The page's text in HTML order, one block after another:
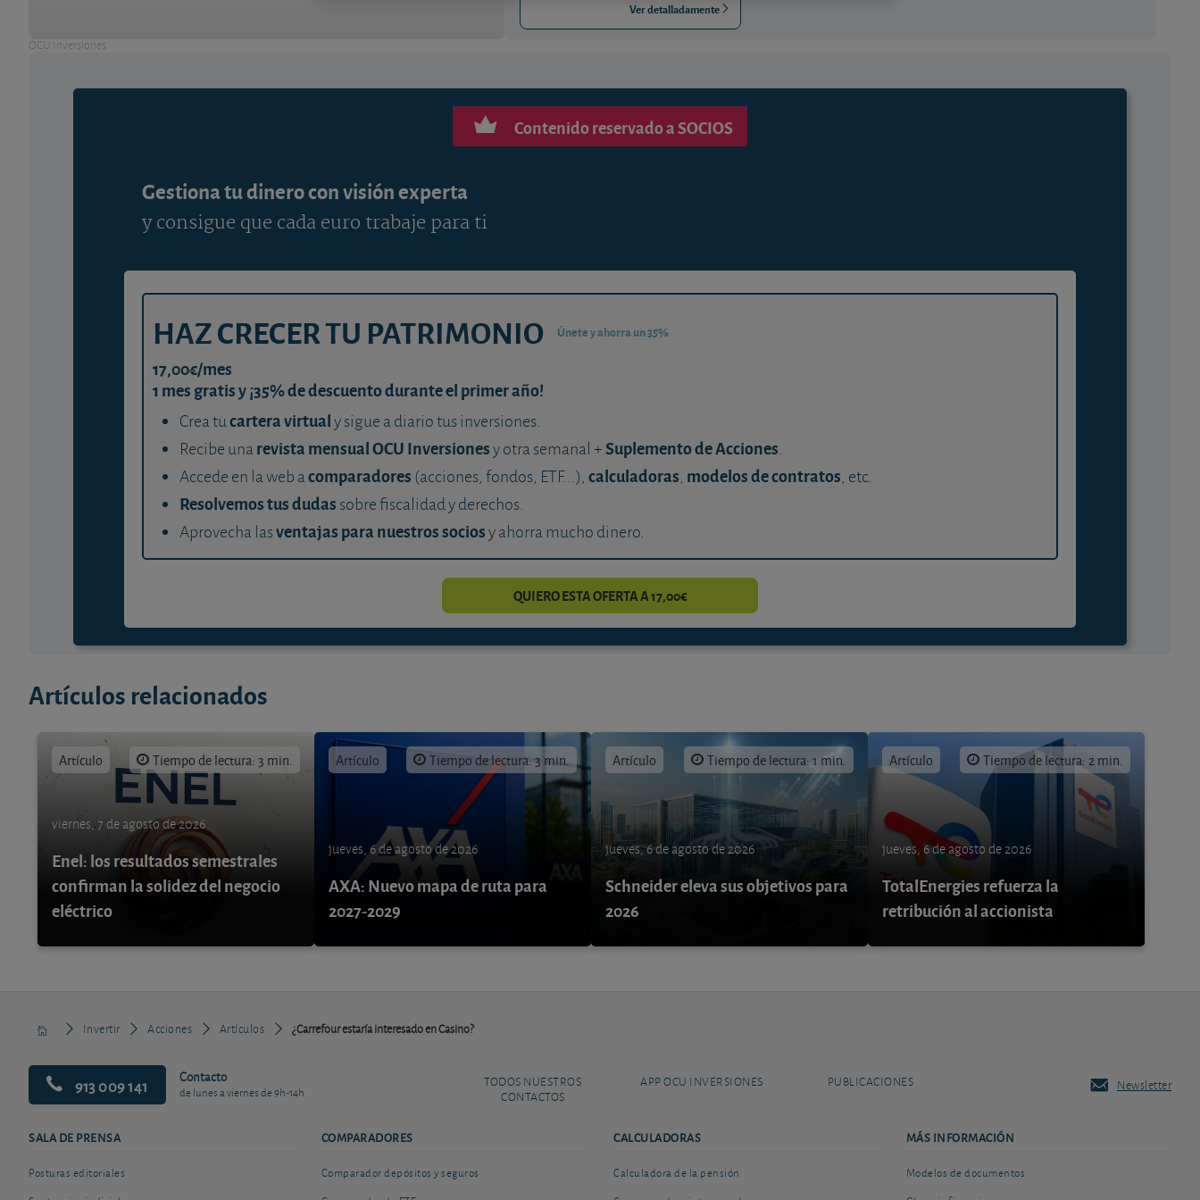
OCU Inversiones
Ver detalladamente
Contenido reservado a SOCIOS
Gestiona tu dinero con visión experta
y consigue que cada euro trabaje para ti
HAZ CRECER TU PATRIMONIO Únete y ahorra un 35%
17,00€/mes
1 mes gratis y ¡35% de descuento durante el primer año!
Crea tucartera virtualy sigue a diario tus inversiones.
Recibe unarevista mensual OCU Inversionesy otra semanal +Suplemento de Acciones.
Accede en la web acomparadores (acciones, fondos, ETF...), calculadoras, modelos de contratos, etc.
Resolvemos tus dudas sobre fiscalidad y derechos.
Aprovecha lasventajas para nuestros sociosy ahorra mucho dinero.
QUIERO ESTA OFERTA A 17,00€
Artículos relacionados
Artículo Tiempo de lectura: 3 min.
viernes, 7 de agosto de 2026
Enel: los resultados semestrales
confirman la solidez del negocio
eléctrico
Artículo Tiempo de lectura: 3 min.
jueves, 6 de agosto de 2026
AXA: Nuevo mapa de ruta para
2027-2029
Artículo Tiempo de lectura: 1 min.
jueves, 6 de agosto de 2026
Schneider eleva sus objetivos para
2026
Artículo Tiempo de lectura: 2 min.
jueves, 6 de agosto de 2026
TotalEnergies refuerza la
retribución al accionista
Invertir Acciones Artículos ¿Carrefour estaría interesado en Casino?
913 009 141 Contacto
de lunes a viernes de 9h-14h
TODOS NUESTROS
CONTACTOS
APP OCU INVERSIONES PUBLICACIONES Newsletter
SALA DE PRENSA
Posturas editoriales
COMPARADORES
Comparador depósitos y seguros
CALCULADORAS
Calculadora de la pensión
MÁS INFORMACIÓN
Modelos de documentos